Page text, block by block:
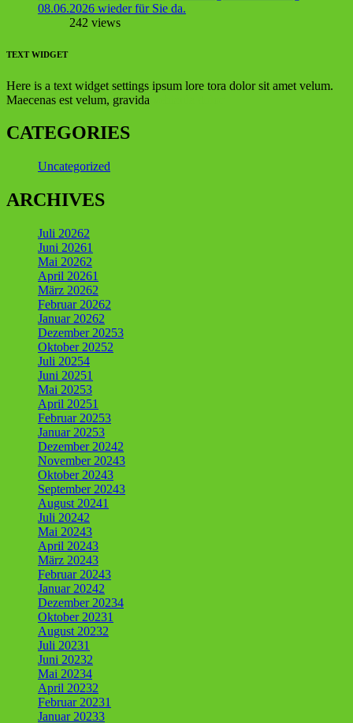
08.06.2026 wieder für Sie da.
242 views
TEXT WIDGET
Here is a text widget settings ipsum lore tora dolor sit amet velum.
Maecenas est velum, gravida
CATEGORIES
Uncategorized
ARCHIVES
Juli 20262
Juni 20261
Mai 20262
April 20261
März 20262
Februar 20262
Januar 20262
Dezember 20253
Oktober 20252
Juli 20254
Juni 20251
Mai 20253
April 20251
Februar 20253
Januar 20253
Dezember 20242
November 20243
Oktober 20243
September 20243
August 20241
Juli 20242
Mai 20243
April 20243
März 20243
Februar 20243
Januar 20242
Dezember 20234
Oktober 20231
August 20232
Juli 20231
Juni 20232
Mai 20234
April 20232
Februar 20231
Januar 20233